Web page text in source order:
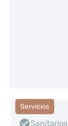
Servicios
Sanitarios